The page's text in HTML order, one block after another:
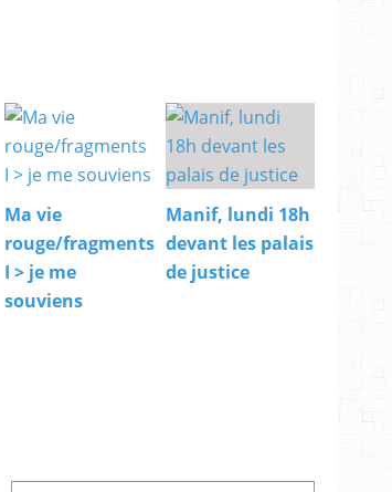
Ma vie
rouge/fragments
I > je me
souviens
Manif, lundi 18h
devant les palais
de justice